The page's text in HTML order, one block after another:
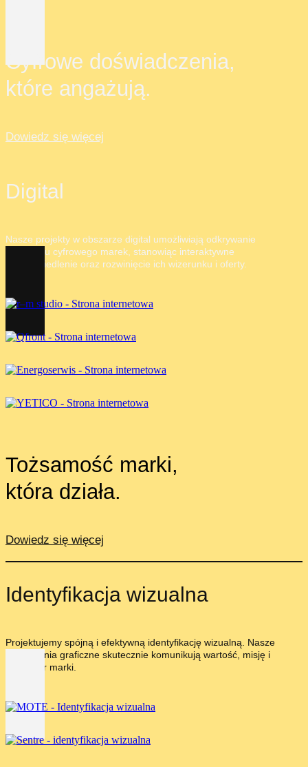
Cyfrowe doświadczenia,
które angażują.
Dowiedz się więcej
Digital
Nasze projekty w obszarze digital umożliwiają odkrywanie
potencjału cyfrowego marek, stanowiąc interaktywne
odzwierciedlenie oraz rozwinięcie ich wizerunku i oferty.
Tożsamość marki,
która działa.
Dowiedz się więcej
Identyfikacja wizualna
Projektujemy spójną i efektywną identyfikację wizualną. Nasze
rozwiązania graficzne skutecznie komunikują wartość, misję i
charakter marki.